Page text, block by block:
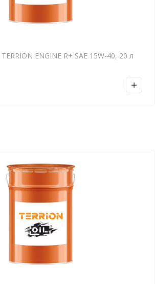
ENGINE R+ SAE 15W-40, 20 л